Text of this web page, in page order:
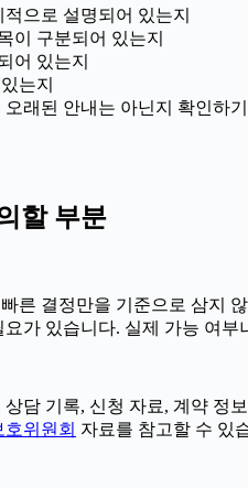
으로 설명되어 있는지
이 구분되어 있는지
어 있는지
는지
래된 안내는 아닌지 확인하기
할 부분
른 결정만을 기준으로 삼지
가 있습니다. 실제 가능 여
담 기록, 신청 자료, 계약 정
위원회 자료를 참고할 수 있